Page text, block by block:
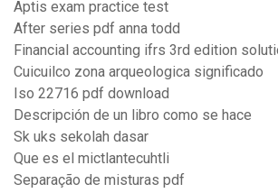
Aptis exam practice test
After series pdf anna todd
Financial accounting ifrs 3rd edition
Cuicuilco zona arqueologica significado
Iso 22716 pdf download
Descripción de un libro como se hace
Sk uks sekolah dasar
Que es el mictlantecuhtli
Separação de misturas pdf